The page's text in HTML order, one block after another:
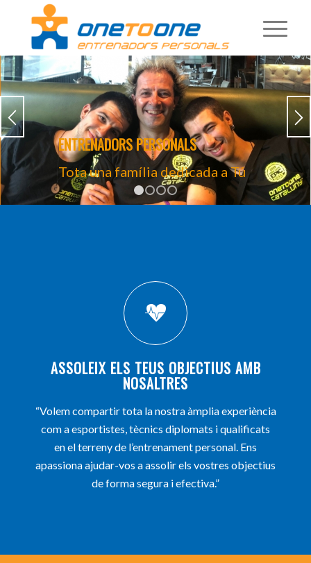
ENTRENADORS PERSONALS
Tota una família dedicada a Tú
1 4
ASSOLEIX ELS TEUS OBJECTIUS AMB
NOSALTRES
“Volem compartir tota la nostra àmplia experiència
com a esportistes, tècnics diplomats i qualificats
en el terreny de l’entrenament personal. Ens
apassiona ajudar-vos a assolir els vostres objectius
de forma segura i efectiva.”